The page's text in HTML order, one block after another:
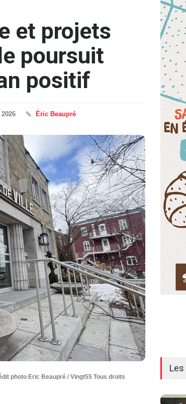
et projets
poursuit
positif
Éric Beaupré
photo Eric Beaupré / Vingt55 Tous droits